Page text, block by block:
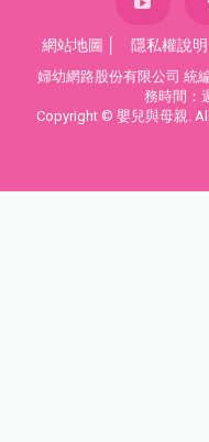
網站地圖 隱私權說明
婦幼網路股份有限公司 統
務時間：
Copyright © 嬰兒與母親.